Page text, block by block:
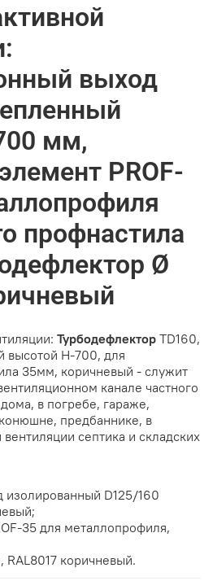
выход
мм,
PROF-
профнастила
Ø
Турбодефлектор TD160,
высотой Н-700, для
35мм, коричневый - служит
канале частного
в погребе, гараже,
предбаннике, в
септика и складских
D125/160
35 для металлопрофиля,
RAL8017 коричневый.